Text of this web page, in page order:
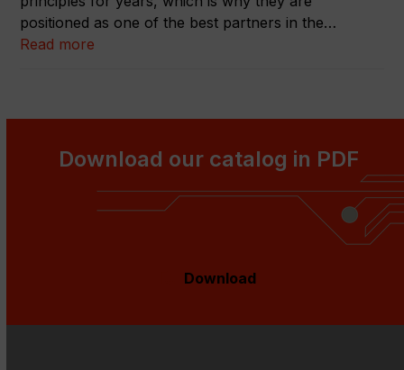
positioned as one of the best partners in the…
Read more
Download our catalog in PDF
Download